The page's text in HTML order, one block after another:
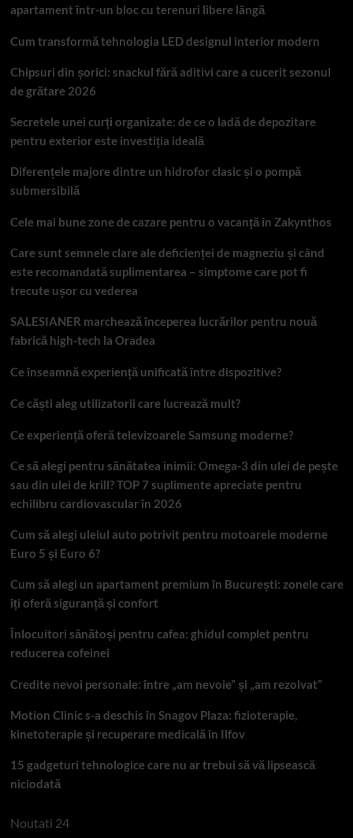
apartament într-un bloc cu terenuri libere lângă
Cum transformă tehnologia LED designul interior modern
Chipsuri din șorici: snackul fără aditivi care a cucerit sezonul
de grătare 2026
Secretele unei curți organizate: de ce o ladă de depozitare
pentru exterior este investiția ideală
Diferențele majore dintre un hidrofor clasic și o pompă
submersibilă
Cele mai bune zone de cazare pentru o vacanță în Zakynthos
Care sunt semnele clare ale deficienței de magneziu și când
este recomandată suplimentarea – simptome care pot fi
trecute ușor cu vederea
SALESIANER marchează începerea lucrărilor pentru nouă
fabrică high-tech la Oradea
Ce înseamnă experiență unificată între dispozitive?
Ce căști aleg utilizatorii care lucrează mult?
Ce experiență oferă televizoarele Samsung moderne?
Ce să alegi pentru sănătatea inimii: Omega-3 din ulei de pește
sau din ulei de krill? TOP 7 suplimente apreciate pentru
echilibru cardiovascular în 2026
Cum să alegi uleiul auto potrivit pentru motoarele moderne
Euro 5 și Euro 6?
Cum să alegi un apartament premium în București: zonele care
îți oferă siguranță și confort
Înlocuitori sănătoși pentru cafea: ghidul complet pentru
reducerea cofeinei
Credite nevoi personale: între „am nevoie” și „am rezolvat”
Motion Clinic s-a deschis în Snagov Plaza: fizioterapie,
kinetoterapie și recuperare medicală în Ilfov
15 gadgeturi tehnologice care nu ar trebui să vă lipsească
niciodată
Noutati 24